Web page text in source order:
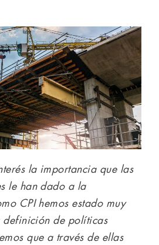
la importancia que las
le han dado a la
CPI hemos estado muy
definición de políticas
que a través de ellas